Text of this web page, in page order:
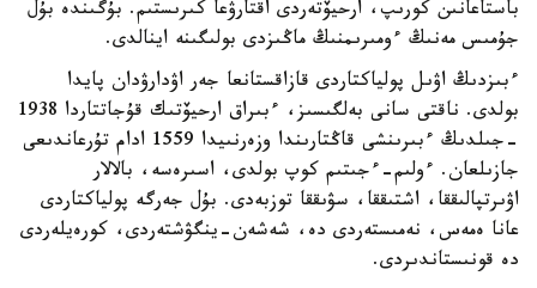
باستاعانىن كورىپ، ارحيۆتەردى اقتارۋعا كىرىستىم. بۇگىندە بۇل
جۇمىس مەنىڭ ءومىرىمنىڭ ماڭىزدى بولىگىنە اينالدى.
ءبىزدىڭ اۋىل پولياكتاردى قازاقستانعا جەر اۋدارۋدان پايدا
بولدى. ناقتى سانى بەلگىسىز، ءبىراق ارحيۆتىك قۇجاتتاردا 1938
-جىلدىڭ ءبىرىنشى قاڭتارىندا وزەرنىيدا 1559 ادام تۇرعاندىعى
جازىلعان. ءولىم-ءجىتىم كوپ بولدى، اسىرەسە، بالالار
اۋىرتپالىققا، اشتىققا، سۋىققا توزبەدى. بۇل جەرگە پولياكتاردى
عانا ەمەس، نەمىستەردى دە، شەشەن-ينگۋشتەردى، كورەيلەردى
دە قونىستاندىردى.